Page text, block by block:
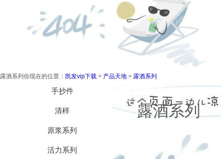
露酒系列 你现在的位置： 凯发vip下载 > 产品天地 > 露酒系列
技术工艺
手抄件
清样
原浆系列
活力系列
露酒系列